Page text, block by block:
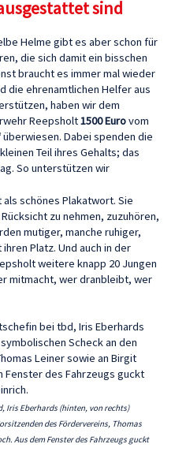
sind
Helme gibt es aber schon für
die sich damit ein bisschen
braucht es immer mal wieder
die ehrenamtlichen Helfer aus
haben wir dem
Reepsholt1500 Eurovom
überwiesen. Dabei spenden die
Teil ihres Gehalts; das
So unterstützen wir
schönes Plakatwort. Sie
zu nehmen, zuzuhören,
mutiger, manche ruhiger,
Platz. Und auch in der
weitere knapp 20 Jungen
mitmacht, wer dranbleibt, wer
Iris Eberhards (hinten, von rechts)
des Fördervereins, Thomas
Aus dem Fenster des Fahrzeugs guckt